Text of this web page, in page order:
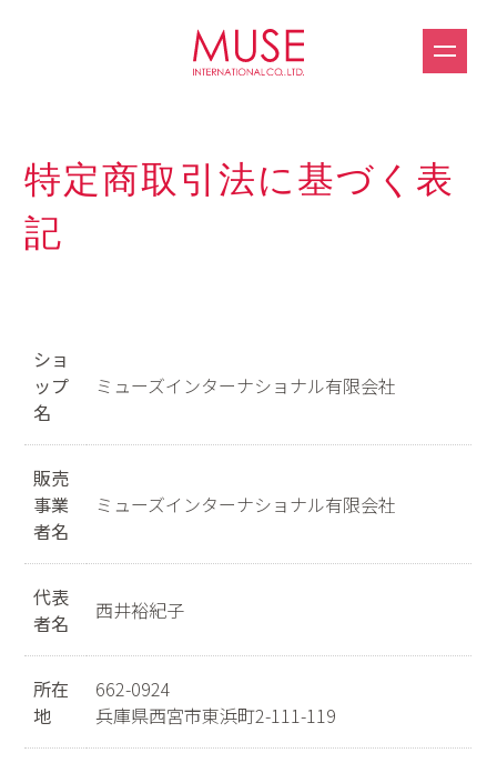
特定商取引法に基づく表
記
ショ
ップ
名
ミューズインターナショナル有限会社
販売
事業
者名
ミューズインターナショナル有限会社
代表
者名
西井裕紀子
所在
地
662-0924
兵庫県西宮市東浜町2-111-119